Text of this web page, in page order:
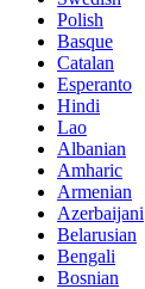
Polish
Basque
Catalan
Esperanto
Hindi
Lao
Albanian
Amharic
Armenian
Azerbaijani
Belarusian
Bengali
Bosnian